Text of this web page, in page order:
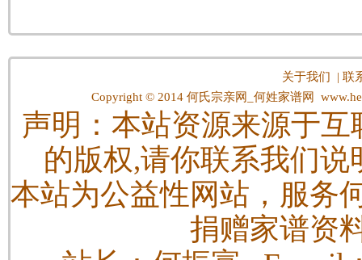
关于我们 |联
Copyright © 2014 何氏宗亲网_何姓家谱网
声明：本站资源来源于
的版权,请你联系我们
本站为公益性网站，服务
捐赠家谱资